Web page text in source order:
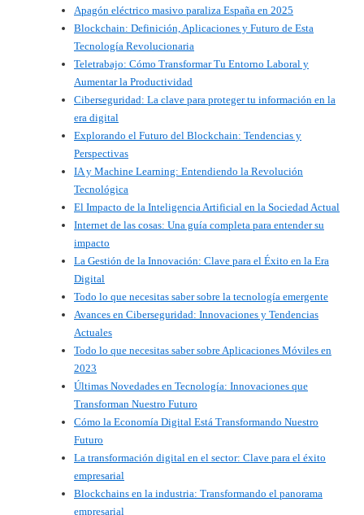
Apagón eléctrico masivo paraliza España en 2025
Blockchain: Definición, Aplicaciones y Futuro de Esta
Tecnología Revolucionaria
Teletrabajo: Cómo Transformar Tu Entorno Laboral y
Aumentar la Productividad
Ciberseguridad: La clave para proteger tu información en la
era digital
Explorando el Futuro del Blockchain: Tendencias y
Perspectivas
IA y Machine Learning: Entendiendo la Revolución
Tecnológica
El Impacto de la Inteligencia Artificial en la Sociedad Actual
Internet de las cosas: Una guía completa para entender su
impacto
La Gestión de la Innovación: Clave para el Éxito en la Era
Digital
Todo lo que necesitas saber sobre la tecnología emergente
Avances en Ciberseguridad: Innovaciones y Tendencias
Actuales
Todo lo que necesitas saber sobre Aplicaciones Móviles en
2023
Últimas Novedades en Tecnología: Innovaciones que
Transforman Nuestro Futuro
Cómo la Economía Digital Está Transformando Nuestro
Futuro
La transformación digital en el sector: Clave para el éxito
empresarial
Blockchains en la industria: Transformando el panorama
empresarial